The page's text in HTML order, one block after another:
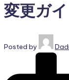
変更ガ
Posted by